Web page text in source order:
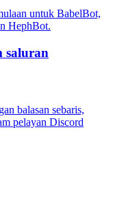
untuk BabelBot,
HephBot.
saluran
balasan sebaris,
pelayan Discord